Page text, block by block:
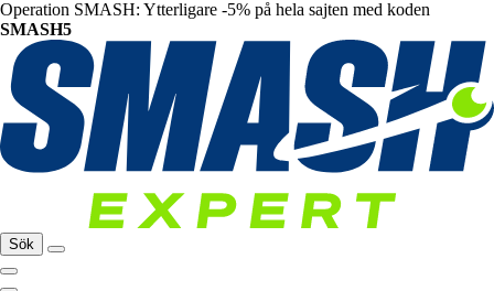
Operation SMASH: Ytterligare -5% på hela sajten med koden
SMASH5
Sök